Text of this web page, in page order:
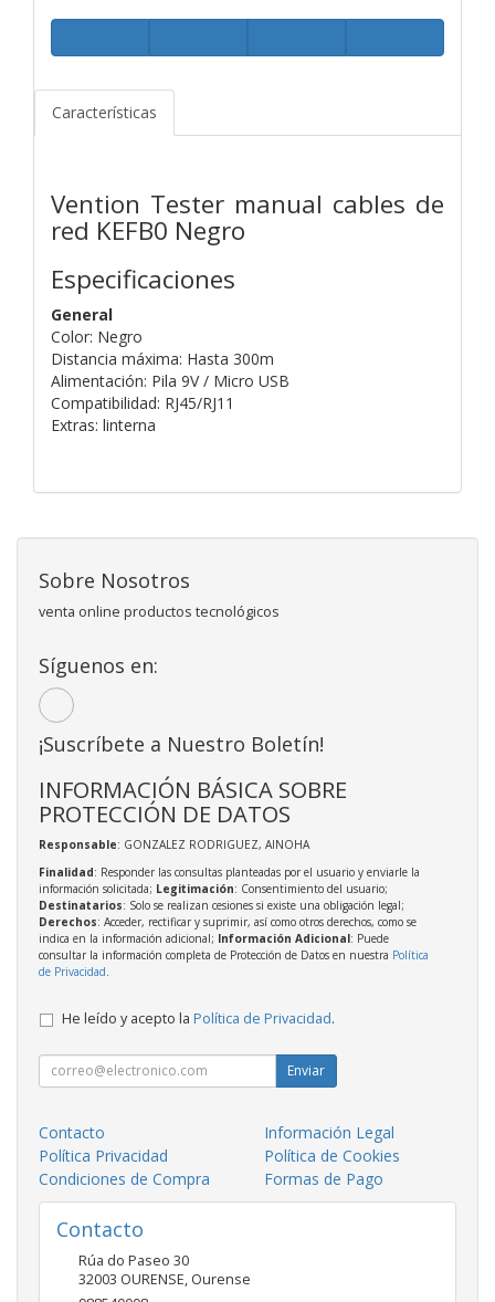
Características
Vention Tester manual cables de
red KEFB0 Negro
Especificaciones
General
Color: Negro
Distancia máxima: Hasta 300m
Alimentación: Pila 9V / Micro USB
Compatibilidad: RJ45/RJ11
Extras: linterna
Sobre Nosotros
venta online productos tecnológicos
Síguenos en:
¡Suscríbete a Nuestro Boletín!
INFORMACIÓN BÁSICA SOBRE
PROTECCIÓN DE DATOS
Responsable: GONZALEZ RODRIGUEZ, AINOHA
Finalidad: Responder las consultas planteadas por el usuario y enviarle la
información solicitada; Legitimación: Consentimiento del usuario;
Destinatarios: Solo se realizan cesiones si existe una obligación legal;
Derechos: Acceder, rectificar y suprimir, así como otros derechos, como se
indica en la información adicional; Información Adicional: Puede
consultar la información completa de Protección de Datos en nuestra Política
de Privacidad
He leído y acepto la Política de Privacidad.
Enviar
Contacto
Información Legal
Política Privacidad
Política de Cookies
Condiciones de Compra
Formas de Pago
Contacto
Rúa do Paseo 30
32003 OURENSE, Ourense